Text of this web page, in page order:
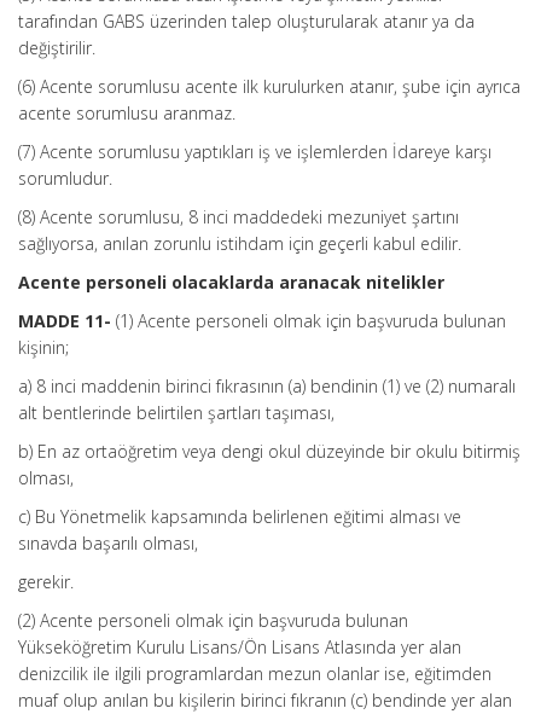
tarafından GABS üzerinden talep oluşturularak atanır ya da
değiştirilir.
(6) Acente sorumlusu acente ilk kurulurken atanır, şube için ayrıca
acente sorumlusu aranmaz.
(7) Acente sorumlusu yaptıkları iş ve işlemlerden İdareye karşı
sorumludur.
(8) Acente sorumlusu, 8 inci maddedeki mezuniyet şartını
sağlıyorsa, anılan zorunlu istihdam için geçerli kabul edilir.
Acente personeli olacaklarda aranacak nitelikler
MADDE 11- (1) Acente personeli olmak için başvuruda bulunan
kişinin;
a) 8 inci maddenin birinci fıkrasının (a) bendinin (1) ve (2) numaralı
alt bentlerinde belirtilen şartları taşıması,
b) En az ortaöğretim veya dengi okul düzeyinde bir okulu bitirmiş
olması,
c) Bu Yönetmelik kapsamında belirlenen eğitimi alması ve
sınavda başarılı olması,
gerekir.
(2) Acente personeli olmak için başvuruda bulunan
Yükseköğretim Kurulu Lisans/Ön Lisans Atlasında yer alan
denizcilik ile ilgili programlardan mezun olanlar ise, eğitimden
muaf olup anılan bu kişilerin birinci fıkranın (c) bendinde yer alan